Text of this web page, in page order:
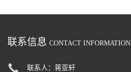
联系信息 CONTACT INFORMATION
联系人：蒋亚轩